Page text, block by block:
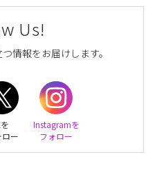
Us!
情報をお届けします。
ロー
Instagramを
フォロー